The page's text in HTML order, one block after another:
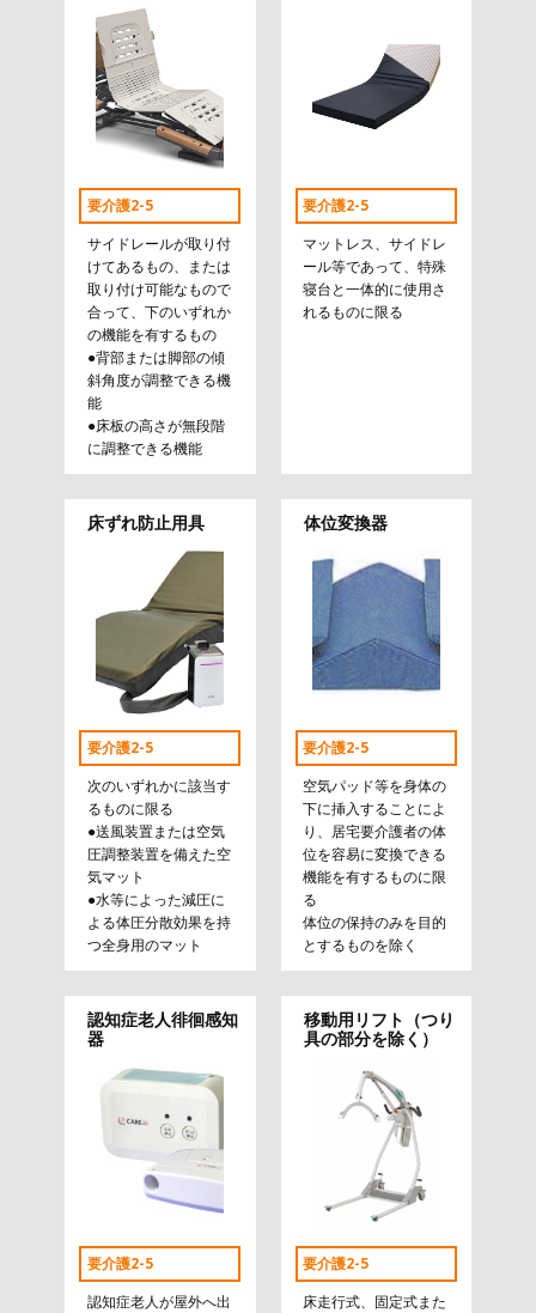
要介護2-5
サイドレールが取り付
けてあるもの、または
取り付け可能なもので
合って、下のいずれか
の機能を有するもの
●背部または脚部の傾
斜角度が調整できる機
能
●床板の高さが無段階
に調整できる機能
要介護2-5
マットレス、サイドレ
ール等であって、特殊
寝台と一体的に使用さ
れるものに限る
床ずれ防止用具
要介護2-5
次のいずれかに該当す
るものに限る
●送風装置または空気
圧調整装置を備えた空
気マット
●水等によった減圧に
よる体圧分散効果を持
つ全身用のマット
体位変換器
要介護2-5
空気パッド等を身体の
下に挿入することによ
り、居宅要介護者の体
位を容易に変換できる
機能を有するものに限
る
体位の保持のみを目的
とするものを除く
認知症老人徘徊感知
器
要介護2-5
認知症老人が屋外へ出
移動用リフト（つり
具の部分を除く）
要介護2-5
床走行式、固定式また